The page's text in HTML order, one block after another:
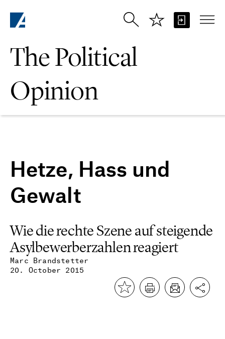
The Political
Opinion
Hetze, Hass und
Gewalt
Marc Brandstetter
20. October 2015
Wie die rechte Szene auf steigende
Asylbewerberzahlen reagiert